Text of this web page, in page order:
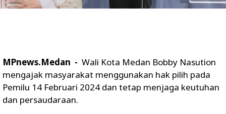
MPnews.Medan - Wali Kota Medan Bobby Nasution
mengajak masyarakat menggunakan hak pilih pada
Pemilu 14 Februari 2024 dan tetap menjaga keutuhan
dan persaudaraan.